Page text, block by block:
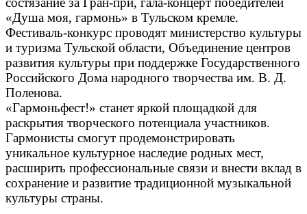
«Душа моя, гармонь» в Тульском кремле.
Фестиваль-конкурс проводят министерство культуры
и туризма Тульской области, Объединение центров
развития культуры при поддержке Государственного
Российского Дома народного творчества им. В. Д.
Поленова.
«Гармоньфест!» станет яркой площадкой для
раскрытия творческого потенциала участников.
Гармонисты смогут продемонстрировать
уникальное культурное наследие родных мест,
расширить профессиональные связи и внести вклад в
сохранение и развитие традиционной музыкальной
культуры страны.